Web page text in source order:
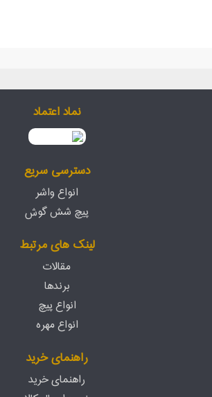
نماد اعتماد
دسترسی سریع
انواع واشر
پیچ شش گوش
لینک های مرتبط
مقالات
برندها
انواع پیچ
انواع مهره
راهنمای خرید
راهنمای خرید